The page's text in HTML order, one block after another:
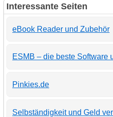
Interessante Seiten
eBook Reader und Zubehör
ESMB – die beste Software
Pinkies.de
Selbständigkeit und Geld